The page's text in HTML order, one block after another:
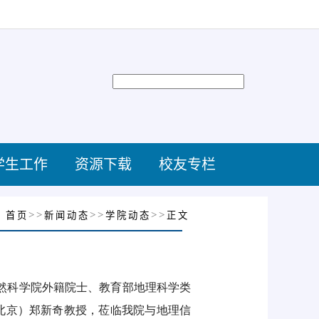
工作 资源下载 校友专栏
首页 >> 新闻动态 >> 学院动态 >> 正文
科学院外籍院士、教育部地理科学类
京）郑新奇教授，莅临我院与地理信